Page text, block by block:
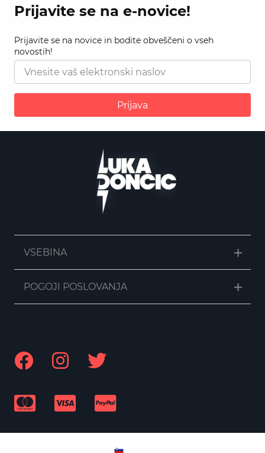
Prijavite se na e-novice!
Prijavite se na novice in bodite obveščeni o vseh
novostih!
Prijava
VSEBINA
POGOJI POSLOVANJA